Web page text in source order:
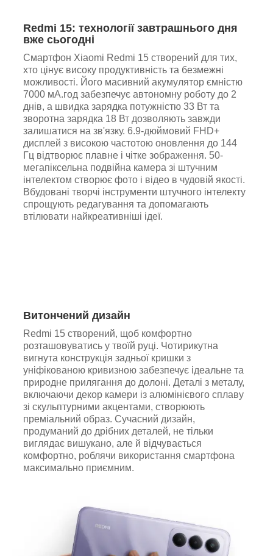
Redmi 15: технології завтрашнього дня
вже сьогодні
Смартфон Xiaomi Redmi 15 створений для тих,
хто цінує високу продуктивність та безмежні
можливості. Його масивний акумулятор ємністю
7000 мА.год забезпечує автономну роботу до 2
днів, а швидка зарядка потужністю 33 Вт та
зворотна зарядка 18 Вт дозволяють завжди
залишатися на зв'язку. 6.9-дюймовий FHD+
дисплей з високою частотою оновлення до 144
Гц відтворює плавне і чітке зображення. 50-
мегапіксельна подвійна камера зі штучним
інтелектом створює фото і відео в чудовій якості.
Вбудовані творчі інструменти штучного інтелекту
спрощують редагування та допомагають
втілювати найкреативніші ідеї.
Витончений дизайн
Redmi 15 створений, щоб комфортно
розташовуватись у твоїй руці. Чотирикутна
вигнута конструкція задньої кришки з
уніфікованою кривизною забезпечує ідеальне та
природне прилягання до долоні. Деталі з металу,
включаючи декор камери із алюмінієвого сплаву
зі скульптурними акцентами, створюють
преміальний образ. Сучасний дизайн,
продуманий до дрібних деталей, не тільки
виглядає вишукано, але й відчувається
комфортно, роблячи використання смартфона
максимально приємним.